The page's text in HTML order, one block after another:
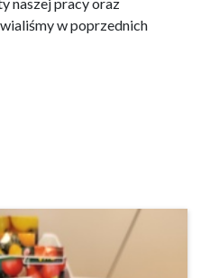
w poprzednich